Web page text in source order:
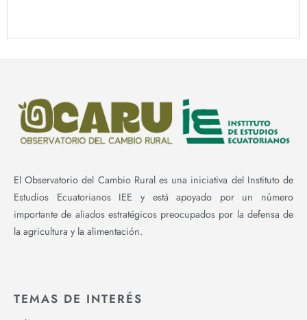
El Observatorio del Cambio Rural es una iniciativa del Instituto de
Estudios Ecuatorianos IEE y está apoyado por un número
importante de aliados estratégicos preocupados por la defensa de
la agricultura y la alimentación.
TEMAS DE INTERÉS